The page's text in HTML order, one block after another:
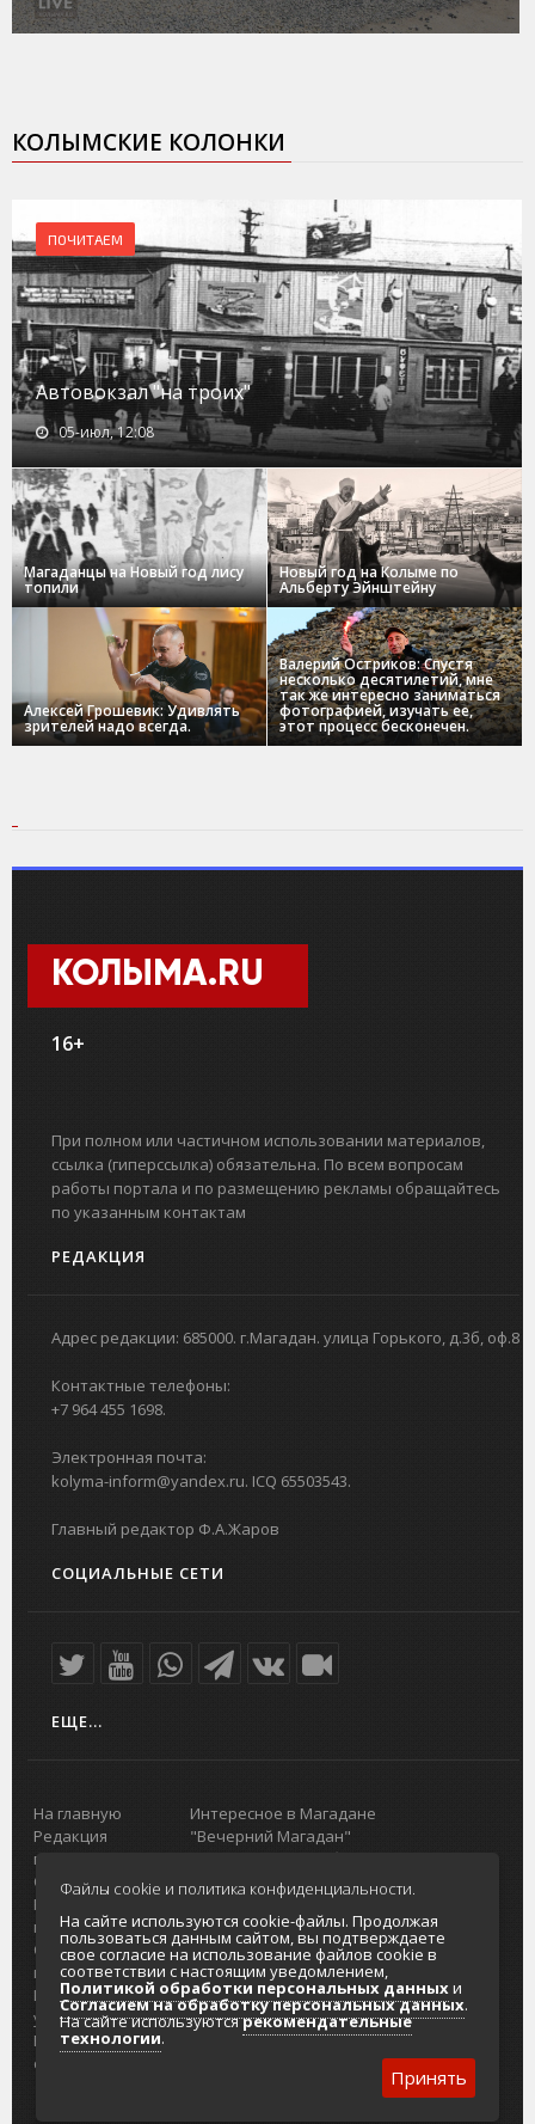
КОЛЫМСКИЕ КОЛОНКИ
ПОЧИТАЕМ
Автовокзал "на троих"
05-июл, 12:08
Магаданцы на Новый год лису
топили
Новый год на Колыме по
Альберту Эйнштейну
Алексей Грошевик: Удивлять
зрителей надо всегда.
Валерий Остриков: Спустя
несколько десятилетий, мне
так же интересно заниматься
фотографией, изучать ее,
этот процесс бесконечен.
КОЛЫМА.RU
16+
При полном или частичном использовании материалов,
ссылка (гиперссылка) обязательна. По всем вопросам
работы портала и по размещению рекламы обращайтесь
по указанным контактам
РЕДАКЦИЯ
Адрес редакции: 685000. г.Магадан. улица Горького, д.3б, оф.8
Контактные телефоны:
+7 964 455 1698.
Электронная почта:
kolyma-inform@yandex.ru. ICQ 65503543.
Главный редактор Ф.А.Жаров
СОЦИАЛЬНЫЕ СЕТИ
ЕЩЕ...
На главную
Редакция
портала
О проекте
Реклама на
портале
Отзывы и
предложения
Интернет-
услуги
Разработка
сайтов
Интересное в Магадане
"Вечерний Магадан"
Городская доска объявлений
Реклама
Главный туристический портал
Колымы
Политика в отношении обработки
персональных данных
Согласие на обработку персональных
данных
Файлы cookie и политика конфиденциальности.
На сайте используются cookie-файлы. Продолжая
пользоваться данным сайтом, вы подтверждаете
свое согласие на использование файлов cookie в
соответствии с настоящим уведомлением,
Политикой обработки персональных данныхи
Согласием на обработку персональных данных.
На сайте используютсярекомендательные
технологии.
Принять